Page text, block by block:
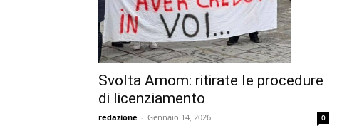
Svolta Amom: ritirate le procedure
di licenziamento
redazione - Gennaio 14, 2026 0